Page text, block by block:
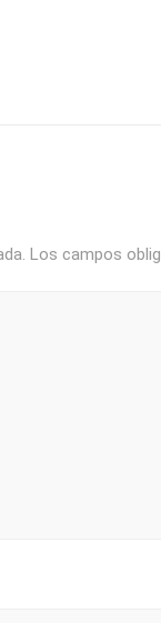
Los campos